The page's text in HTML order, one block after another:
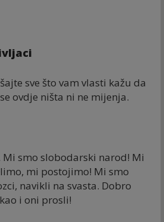
sve što vam vlasti kažu da
ovdje ništa ni ne mijenja.
Mi smo slobodarski narod! Mi
mi postojimo! Mi smo
navikli na svasta. Dobro
i oni prosli!